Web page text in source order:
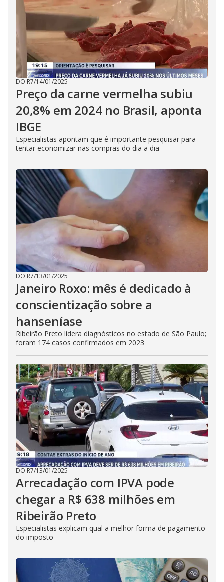
DO R7/14/01/2025
Preço da carne vermelha subiu
20,8% em 2024 no Brasil, aponta
IBGE
Especialistas apontam que é importante pesquisar para
tentar economizar nas compras do dia a dia
DO R7/13/01/2025
Janeiro Roxo: mês é dedicado à
conscientização sobre a
hanseníase
Ribeirão Preto lidera diagnósticos no estado de São Paulo;
foram 174 casos confirmados em 2023
DO R7/13/01/2025
Arrecadação com IPVA pode
chegar a R$ 638 milhões em
Ribeirão Preto
Especialistas explicam qual a melhor forma de pagamento
do imposto